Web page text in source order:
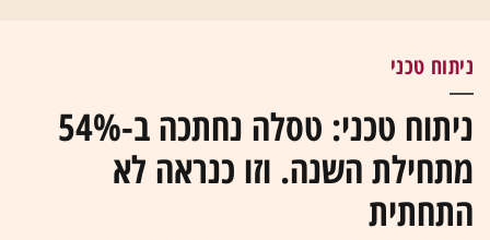
ניתוח טכני
ניתוח טכני: טסלה נחתכה ב-54%
מתחילת השנה. וזו כנראה לא
התחתית